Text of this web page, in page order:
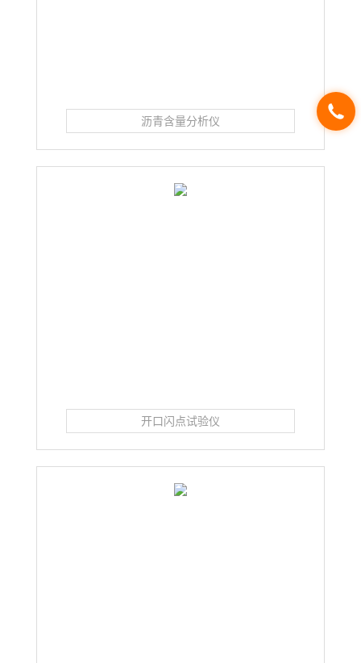
沥青含量分析仪
开口闪点试验仪